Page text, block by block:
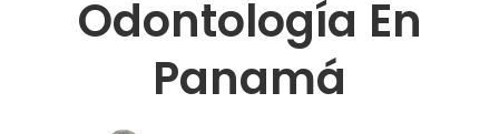
Odontología En
Panamá